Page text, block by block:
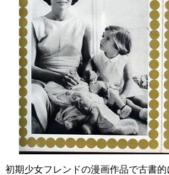
初期少女フレンドの漫画作品で古書